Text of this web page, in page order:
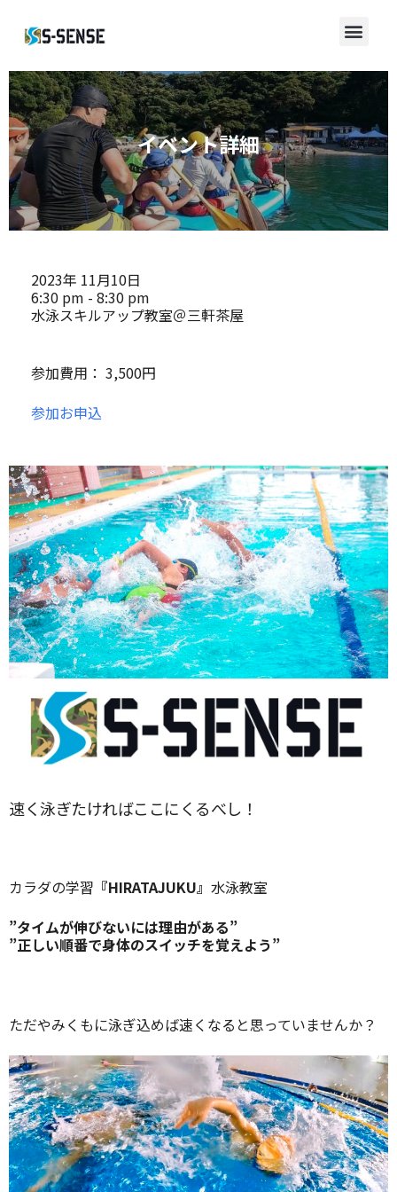
イベント詳細
2023年 11月10日
6:30 pm - 8:30 pm
水泳スキルアップ教室＠三軒茶屋
参加費用： 3,500円
参加お申込
速く泳ぎたければここにくるべし！
カラダの学習 『HIRATAJUKU』 水泳教室
”タイムが伸びないには理由がある”
”正しい順番で身体のスイッチを覚えよう”
ただやみくもに泳ぎ込めば速くなると思っていませんか？